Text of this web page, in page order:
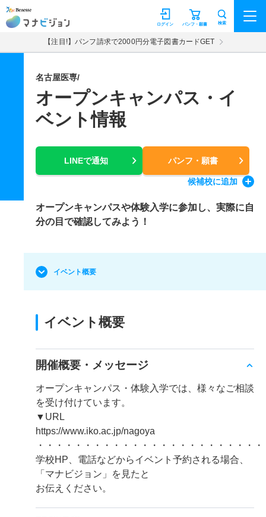
マナビジョン パンフ・願書
ログイン 検索
【注目!】パンフ請求で2000円分電子図書カードGET
名古屋医専/
オープンキャンパス・イ
ベント情報
LINEで通知 パンフ・願書
候補校に追加
オープンキャンパスや体験入学に参加し、実際に自
分の目で確認してみよう！
イベント概要
イベント概要
開催概要・メッセージ
オープンキャンパス・体験入学では、様々なご相談
を受け付けています。
▼URL
https://www.iko.ac.jp/nagoya
・・・・・・・・・・・・・・・・・・・・・・・
学校HP、電話などからイベント予約される場合、
「マナビジョン」を見たと
お伝えください。